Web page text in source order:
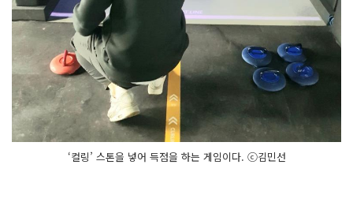
‘컬링’ 스톤을 넣어 득점을 하는 게임이다. ⓒ김민선